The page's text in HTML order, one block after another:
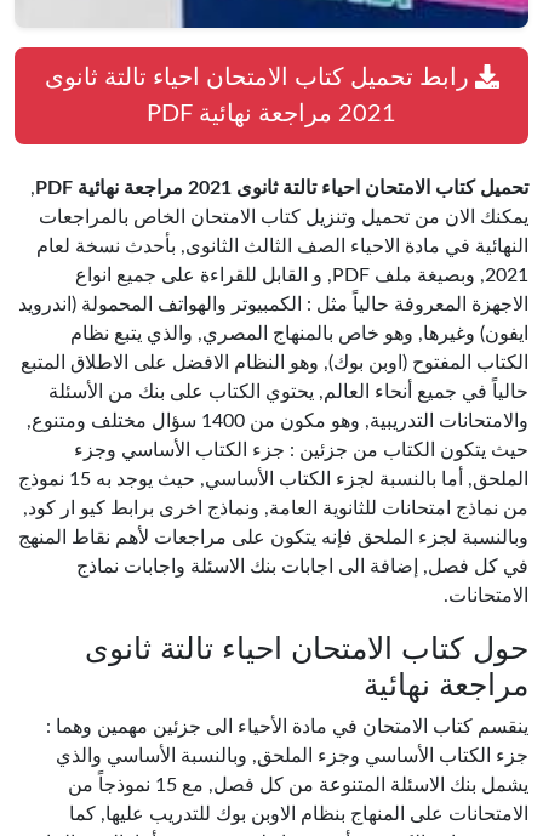
رابط تحميل كتاب الامتحان احياء تالتة ثانوى
2021 مراجعة نهائية PDF
تحميل كتاب الامتحان احياء تالتة ثانوى 2021 مراجعة نهائية PDF
,
يمكنك الان من تحميل وتنزيل كتاب الامتحان الخاص بالمراجعات
النهائية في مادة الاحياء الصف الثالث الثانوى, بأحدث نسخة لعام
2021, وبصيغة ملف PDF, و القابل للقراءة على جميع انواع
الاجهزة المعروفة حالياً مثل : الكمبيوتر والهواتف المحمولة (اندرويد
ايفون) وغيرها, وهو خاص بالمنهاج المصري, والذي يتبع نظام
الكتاب المفتوح (اوبن بوك), وهو النظام الافضل على الاطلاق المتبع
حالياً في جميع أنحاء العالم, يحتوي الكتاب على بنك من الأسئلة
والامتحانات التدريبية, وهو مكون من 1400 سؤال مختلف ومتنوع,
حيث يتكون الكتاب من جزئين : جزء الكتاب الأساسي وجزء
الملحق, أما بالنسبة لجزء الكتاب الأساسي, حيث يوجد به 15 نموذج
من نماذج امتحانات للثانوية العامة, ونماذج اخرى برابط كيو ار كود,
وبالنسبة لجزء الملحق فإنه يتكون على مراجعات لأهم نقاط المنهج
في كل فصل, إضافة الى اجابات بنك الاسئلة واجابات نماذج
الامتحانات.
حول كتاب الامتحان احياء تالتة ثانوى
مراجعة نهائية
ينقسم كتاب الامتحان في مادة الأحياء الى جزئين مهمين وهما :
جزء الكتاب الأساسي وجزء الملحق, وبالنسبة الأساسي والذي
يشمل بنك الاسئلة المتنوعة من كل فصل, مع 15 نموذجاً من
الامتحانات على المنهاج بنظام الاوبن بوك للتدريب عليها, كما